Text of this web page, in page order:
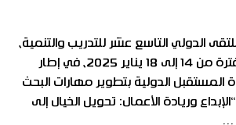
الدولي التاسع عشر للتدريب والتنمية،
والذي سيعقد في الفترة من 14 إلى 18 يناير 2025، في إطار
المستقبل الدولية بتطوير مهارات البحث
وريادة الأعمال: تحويل الخيال إلى
…